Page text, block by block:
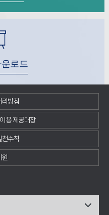
로드
리방침
용·제공대장
수칙
원